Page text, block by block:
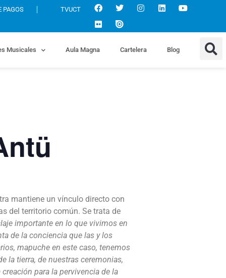
PAGOS TVUCT
Musicales Aula Magna Cartelera Blog
mantiene un vínculo directo con
del territorio común. Se trata de
importante en lo que vivimos en
de la conciencia que las y los
mapuche en este caso, tenemos
la tierra, de nuestras ceremonias,
para la pervivencia de la